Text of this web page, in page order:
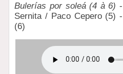
Bulerías por soleá (4 à 6)
Sernita / Paco Cepero (5)
(6)